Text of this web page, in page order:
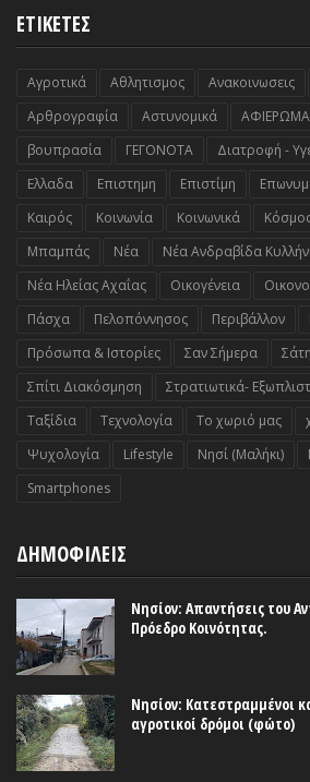
ΕΤΙΚΕΤΕΣ
Αγροτικά Αθλητισμος Ανακοινωσεις
Αρθρογραφία
Αστυνομικά
βουπρασία
ΓΕΓΟΝΟΤΑ Διατροφή -
Ελλαδα
Επιστημη Επιστίμη
Καιρός
Κοινωνία Κοινωνικά
Μπαμπάς
Νέα Νέα Ανδραβίδα
Νέα Ηλείας Αχαΐας
Οικογένεια
Πάσχα
Πελοπόννησος Περιβάλλον
Πρόσωπα & Ιστορίες
Σαν Σήμερα
Σπίτι Διακόσμηση
Στρατιωτικά-
Ταξίδια
Τεχνολογία Το χωριό μας
Ψυχολογία
Lifestyle Nησί (Μαλήκι)
Smartphones
ΔΗΜΟΦΙΛΕΙΣ
Νησίον: Απαντήσεις του
Πρόεδρο Κοινότητας.
Νησίον: Κατεστραμμένοι
αγροτικοί δρόμοι (φώτο)